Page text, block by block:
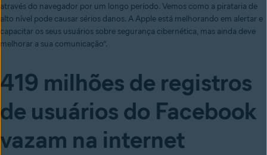
através do navegador por um longo período. Vemos como a pirataria de
alto nível pode causar sérios danos. A Apple está melhorando em alertar e
capacitar os seus usuários sobre segurança cibernética, mas ainda deve
melhorar a sua comunicação”.
419 milhões de registros
de usuários do Facebook
vazam na internet